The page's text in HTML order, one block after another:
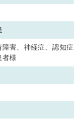
害、神経症、認知
者様